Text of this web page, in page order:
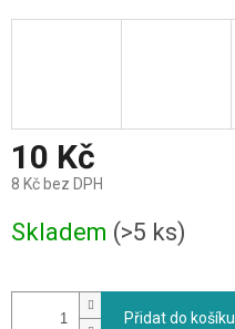
10 Kč
8 Kč bez DPH
cena:
Skladem (>5 ks)
Přidat do košíku